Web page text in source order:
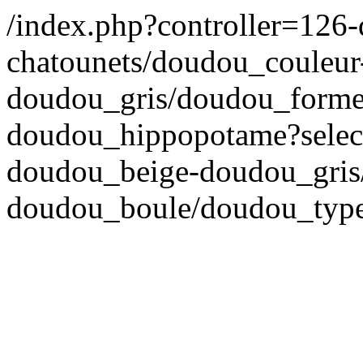
/
chatounets/
doudou_gris/
doudou_beige-
doudou_boule/